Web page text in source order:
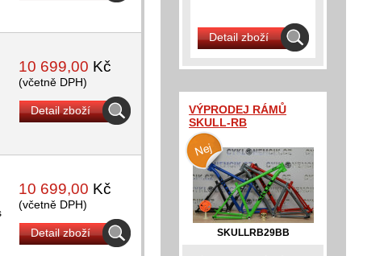
10 699,00 Kč
(včetně DPH)
Detail zboží
10 699,00 Kč
(včetně DPH)
Detail zboží
Detail zboží
VÝPRODEJ RÁMŮ
SKULL-RB
SKULLRB29BB